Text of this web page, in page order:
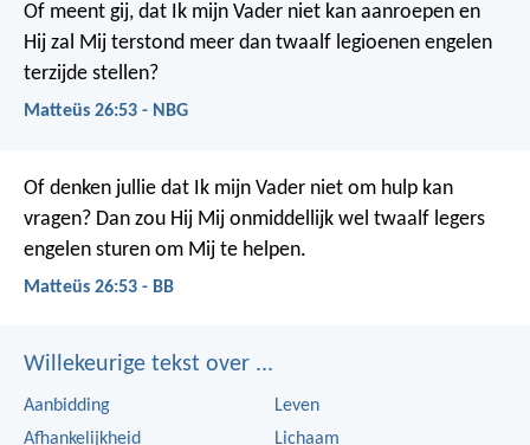
Of meent gij, dat Ik mijn Vader niet kan aanroepen en
Hij zal Mij terstond meer dan twaalf legioenen engelen
terzijde stellen?
Matteüs 26:53 - NBG
Of denken jullie dat Ik mijn Vader niet om hulp kan
vragen? Dan zou Hij Mij onmiddellijk wel twaalf legers
engelen sturen om Mij te helpen.
Matteüs 26:53 - BB
Willekeurige tekst over ...
Aanbidding
Afhankelijkheid
Leven
Lichaam